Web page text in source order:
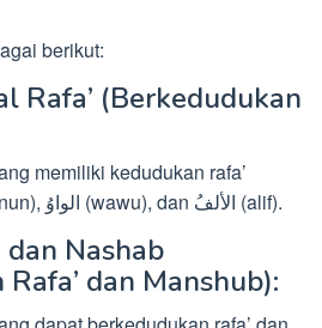
berikut:
Rafa’ (Berkedudukan
memiliki kedudukan rafa’
adalah التاءُ (ta’), النونُ (nun), الواوُ (wawu), dan الألفُ (alif).
dan Nashab
dan Manshub):